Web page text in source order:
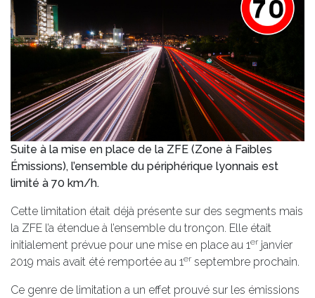
Suite à la mise en place de la ZFE (Zone à Faibles
Émissions), l’ensemble du périphérique lyonnais est
limité à 70 km/h.
Cette limitation était déjà présente sur des segments mais
la ZFE l’a étendue à l’ensemble du tronçon. Elle était
initialement prévue pour une mise en place au 1er janvier
2019 mais avait été remportée au 1er septembre prochain.
Ce genre de limitation a un effet prouvé sur les émissions